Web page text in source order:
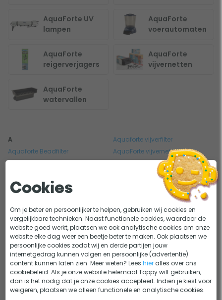
AquaForte UV
lampen
AquaForte
voerautomaten
AquaForte
reigerverjagers
AquaForte
vijvernetten
AquaForte
watervallen
A
Aquaforte Beadfilter
Aquaforte luchtpompen
AquaForte pomp
Aquaforte Skimmers &
Bodemdrains
AquaForte UV lamp
AquaForte UV vervanglamp
Aquaforte UV-C filter
Aquaforte vijverfilter
AquaForte vijvernet
Aquaforte Vijverpompen
AquaForte vijverstofzuiger
Aquaforte Vijververlichting
Aquaforte Vliesfilters
AquaForte voerautomaat
Aquaforte Voorfilters
Aquaforte Waterbehandeling
AquaForte waterval
Eerder bekeken door jou
Cookies
Om je beter en persoonlijker te helpen, gebruiken wij cookies en
vergelijkbare technieken. Naast functionele cookies, waardoor de
website goed werkt, plaatsen we ook analytische cookies om onze
website elke dag weer een beetje beter te maken. Ook plaatsen we
persoonlijke cookies zodat wij en derde partijen jouw
internetgedrag kunnen volgen en persoonlijke (advertentie)
content kunnen laten zien. Meer weten? Leeshier alles over ons
cookiebeleid. Als je onze website helemaal Toppy wilt gebruiken,
dan is het nodig dat je onze cookies accepteert. Indien je kiest voor
weigeren, plaatsen we alleen functionele en analytische cookies.